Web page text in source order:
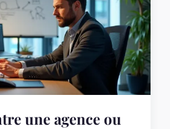
une agence ou